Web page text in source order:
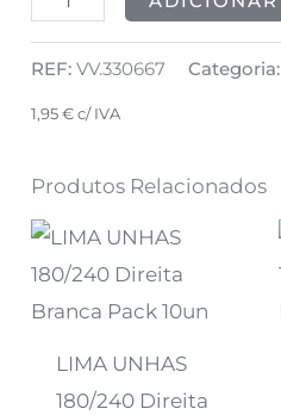
REF:VV.330667 Categoria:
1,95€ c/ IVA
Produtos Relacionados
LIMA UNHAS
180/240 Direita